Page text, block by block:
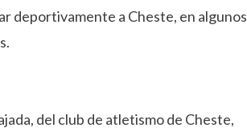
deportivamente a Cheste, en algunos
del club de atletismo de Cheste,